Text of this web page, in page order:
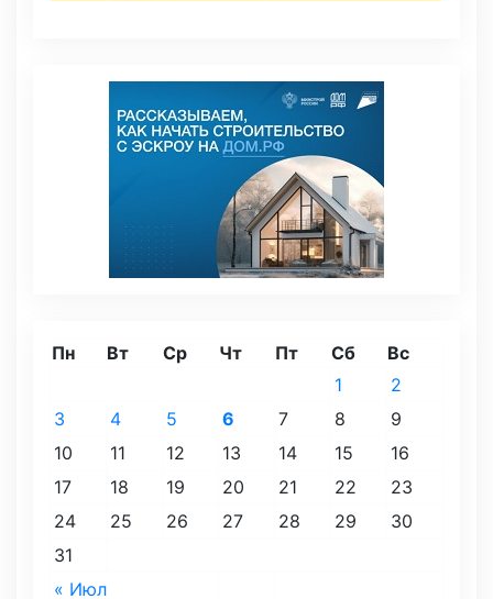
Пн Вт Ср Чт Пт Сб Вс
« Июл
1
2
3
4 5 6 7 8
9
10
11 12 13 14 15
16
17
18 19 20 21 22
23
24
25 26 27 28 29
30
31